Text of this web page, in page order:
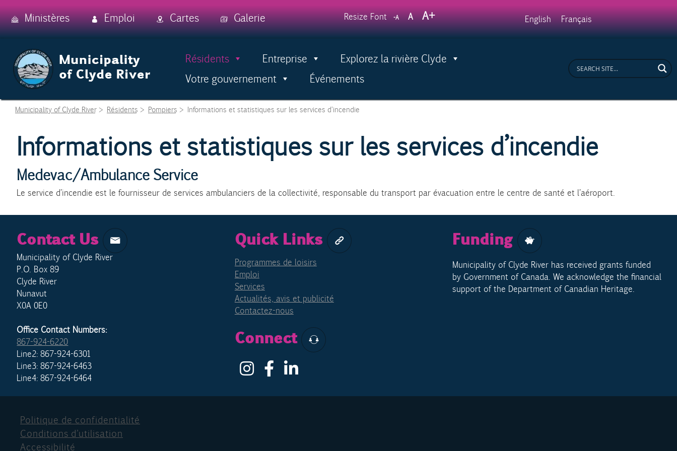
to
main
Ministères Emploi Cartes Galerie Resize Font A
Decrease
font
size.
AReset
font
size.
AIncrease
font
English Français
Menu
Skip
content
Résidents Entreprise
Explorez la rivière Clyde
Votre gouvernement
Événements
Municipality of Clyde River> Résidents> Pompiers> Informations et statistiques sur les services d’incendie
Informations et statistiques sur les services d’incendie
Medevac/Ambulance Service
Le service d’incendie est le fournisseur de services ambulanciers de la collectivité, responsable du transport par évacuation entre le centre de santé et l’aéroport.
Contact Us
Municipality of Clyde River
P.O. Box 89
Clyde River
Nunavut
X0A 0E0
Office Contact Numbers:
867-924-6220
Line2: 867-924-6301
Line3: 867-924-6463
Line4: 867-924-6464
Quick Links
Programmes de loisirs
Emploi
Services
Actualités, avis et publicité
Contactez-nous
Connect
Funding
Municipality of Clyde River has received grants funded
by Government of Canada. We acknowledge the financial
support of the Department of Canadian Heritage.
Politique de confidentialité
Conditions d’utilisation
Accessibilité